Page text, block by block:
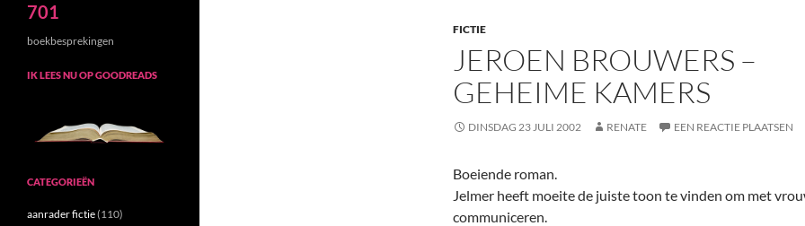
FICTIE
JEROEN BROUWERS –
GEHEIME KAMERS
DINSDAG 23 JULI 2002 RENATE EEN REACTIE PLAATSEN
Boeiende roman.
Jelmer heeft moeite de juiste toon te vinden om met
communiceren.
701
boekbesprekingen
IK LEES NU OP GOODREADS
CATEGORIEËN
aanrader fictie(110)